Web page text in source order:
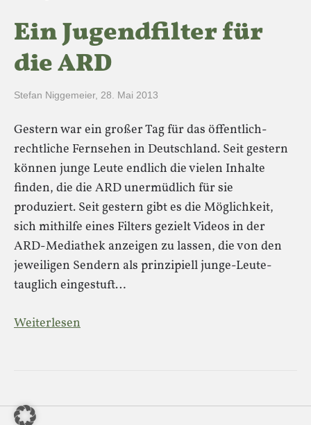
Ein Jugendfilter für
die ARD
Stefan Niggemeier, 28. Mai 2013
Gestern war ein großer Tag für das öffentlich-
rechtliche Fernsehen in Deutschland. Seit gestern
können junge Leute endlich die vielen Inhalte
finden, die die ARD unermüdlich für sie
produziert. Seit gestern gibt es die Möglichkeit,
sich mithilfe eines Filters gezielt Videos in der
ARD-Mediathek anzeigen zu lassen, die von den
jeweiligen Sendern als prinzipiell junge-Leute-
tauglich eingestuft…
Weiterlesen